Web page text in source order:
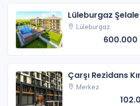
Lüleburgaz
Lüleburgaz
600.000
Çarşı Rezidans
Merkez